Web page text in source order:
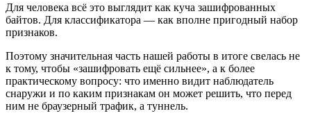
Для человека всё это выглядит как куча зашифрованных
байтов. Для классификатора — как вполне пригодный набор
признаков.
Поэтому значительная часть нашей работы в итоге свелась не
к тому, чтобы «зашифровать ещё сильнее», а к более
практическому вопросу: что именно видит наблюдатель
снаружи и по каким признакам он может решить, что перед
ним не браузерный трафик, а туннель.